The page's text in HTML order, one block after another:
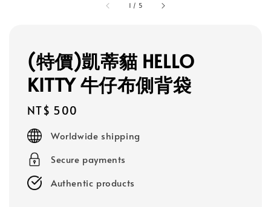
1 / 5
(特價)凱蒂貓 HELLO
KITTY 牛仔布側背袋
Regular
price
NT$ 500
Worldwide shipping
Secure payments
Authentic products